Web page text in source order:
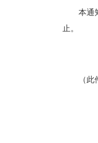
本通
止。
（